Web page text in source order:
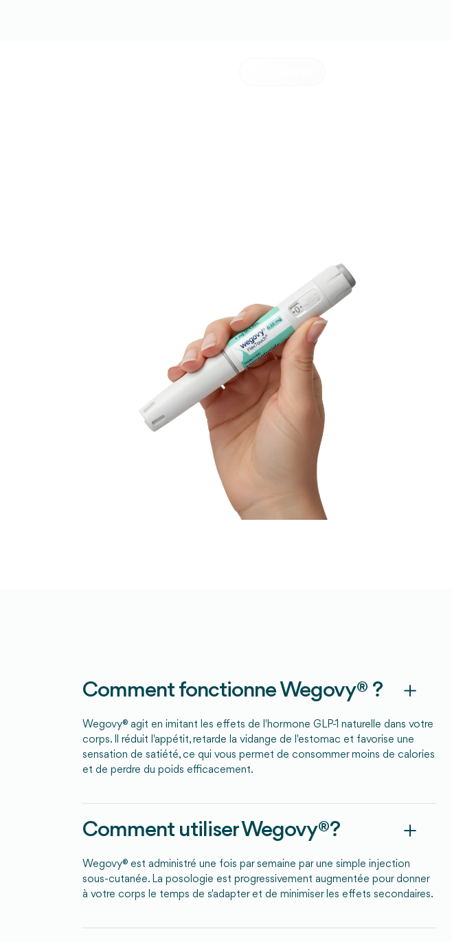
WEGOVY
Comment fonctionne Wegovy® ?
Wegovy® agit en imitant les effets de l'hormone GLP-1 naturelle dans votre
corps. Il réduit l'appétit, retarde la vidange de l'estomac et favorise une
sensation de satiété, ce qui vous permet de consommer moins de calories
et de perdre du poids efficacement.
Comment utiliser Wegovy®?
Wegovy® est administré une fois par semaine par une simple injection
sous-cutanée. La posologie est progressivement augmentée pour donner
à votre corps le temps de s'adapter et de minimiser les effets secondaires.